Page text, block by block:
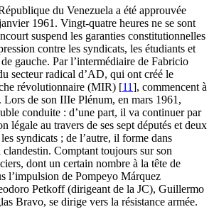
du Venezuela a été approuvée
1961. Vingt-quatre heures ne se sont
suspend les garanties constitutionnelles
contre les syndicats, les étudiants et
gauche. Par l’intermédiaire de Fabricio
secteur radical d’AD, qui ont créé le
révolutionnaire (MIR) [11], commencent à
Lors de son IIIe Plénum, en mars 1961,
conduite : d’une part, il va continuer par
légale au travers de ses sept députés et deux
les syndicats ; de l’autre, il forme dans
Comptant toujours sur son
dont un certain nombre à la tête de
l’impulsion de Pompeyo Márquez
Petkoff (dirigeant de la JC), Guillermo
Bravo, se dirige vers la résistance armée.